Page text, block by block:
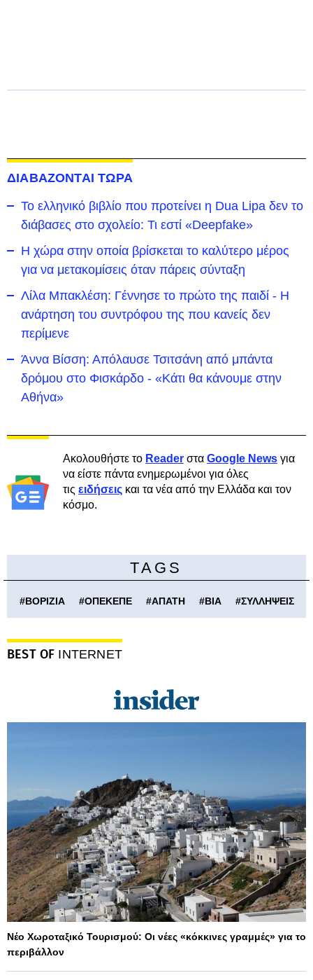
ΔΙΑΒΑΖΟΝΤΑΙ ΤΩΡΑ
Το ελληνικό βιβλίο που προτείνει η Dua Lipa δεν το
διάβασες στο σχολείο: Τι εστί «Deepfake»
Η χώρα στην οποία βρίσκεται το καλύτερο μέρος
για να μετακομίσεις όταν πάρεις σύνταξη
Λίλα Μπακλέση: Γέννησε το πρώτο της παιδί - Η
ανάρτηση του συντρόφου της που κανείς δεν
περίμενε
Άννα Βίσση: Απόλαυσε Τσιτσάνη από μπάντα
δρόμου στο Φισκάρδο - «Κάτι θα κάνουμε στην
Αθήνα»
Ακολουθήστε το Reader στα Google News για
να είστε πάντα ενημερωμένοι για όλες
τις ειδήσεις και τα νέα από την Ελλάδα και τον
κόσμο.
TAGS
#ΒΟΡΙΖΙΑ #ΟΠΕΚΕΠΕ #ΑΠΑΤΗ #ΒΙΑ #ΣΥΛΛΗΨΕΙΣ
BEST OF INTERNET
Νέο Χωροταξικό Τουρισμού: Οι νέες «κόκκινες γραμμές» για το
περιβάλλον